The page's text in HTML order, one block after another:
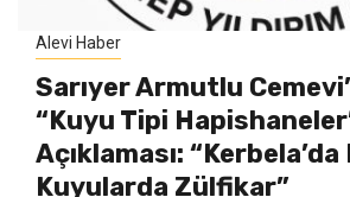
Alevi Haber
Sarıyer Armutlu
“Kuyu Tipi
Açıklaması:
Kuyularda Zülfikar”